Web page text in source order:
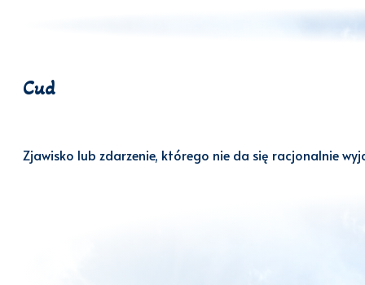
Cud
Zjawisko lub zdarzenie, którego nie da się racjonalnie